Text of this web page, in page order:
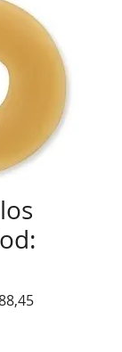
Precio